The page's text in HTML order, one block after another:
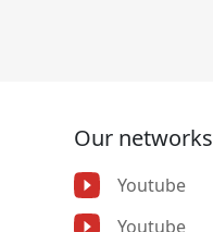
Our networks
Youtube
Youtube